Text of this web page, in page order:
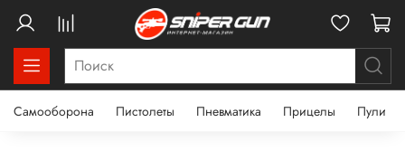
Самооборона Пистолеты Пневматика Прицелы Пули